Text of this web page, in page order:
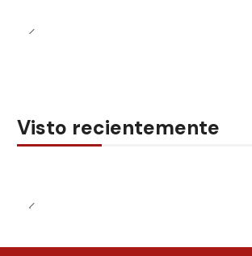
Visto recientemente